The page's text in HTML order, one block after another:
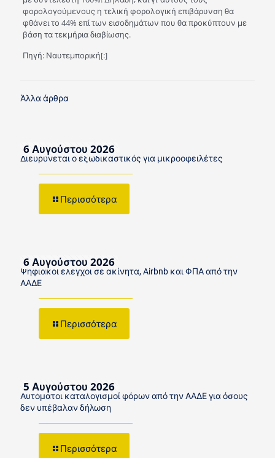
φορολογούμενους η τελική φορολογική επιβάρυνση θα
φθάνει το 44% επί των εισοδημάτων που θα προκύπτουν με
βάση τα τεκμήρια διαβίωσης.
Πηγή: Ναυτεμπορική[:]
Άλλα άρθρα
6 Αυγούστου 2026
Διευρύνεται ο εξωδικαστικός για μικροοφειλέτες
Περισσότερα
6 Αυγούστου 2026
Ψηφιακοί έλεγχοι σε ακίνητα, Airbnb και ΦΠΑ από την
ΑΑΔΕ
Περισσότερα
5 Αυγούστου 2026
Αυτόματοι καταλογισμοί φόρων από την ΑΑΔΕ για όσους
δεν υπέβαλαν δήλωση
Περισσότερα